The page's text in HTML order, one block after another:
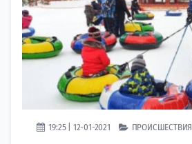
19:25 | 12-01-2021 ПРОИСШЕСТВИЯ